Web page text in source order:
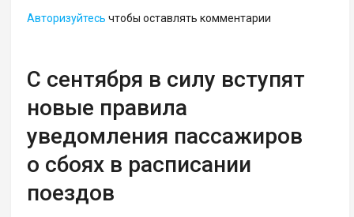
Авторизуйтесь чтобы оставлять комментарии
С сентября в силу вступят
новые правила
уведомления пассажиров
о сбоях в расписании
поездов